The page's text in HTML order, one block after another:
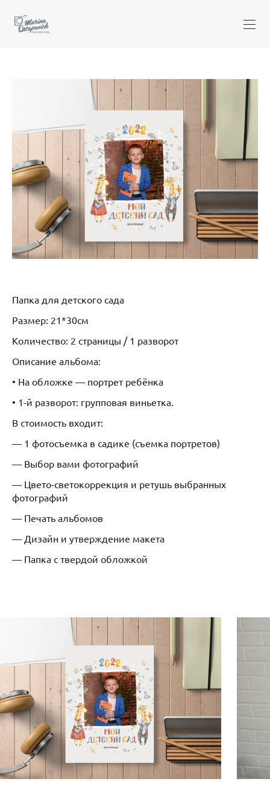
Папка для детского сада
Размер: 21*30см
Количество: 2 страницы / 1 разворот
Описание альбома:
• На обложке — портрет ребёнка
• 1-й разворот: групповая виньетка.
В стоимость входит:
— 1 фотосъемка в садике (съемка портретов)
— Выбор вами фотографий
— Цвето-светокоррекция и ретушь выбранных
фотографий
— Печать альбомов
— Дизайн и утверждение макета
— Папка с твердой обложкой